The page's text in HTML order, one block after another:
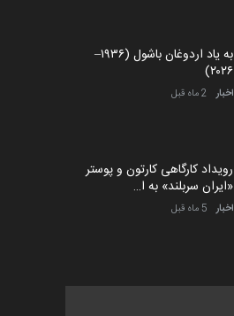
به یاد اردوغان باشول (۱۹۳۶–
۲۰۲۶)
اخبار 2 ماه قبل
رویداد کارگاهی کارتون و پوستر
«ایران سربلند» به ا…
اخبار 5 ماه قبل
فراخوان رویداد کارگاهی کارتون و